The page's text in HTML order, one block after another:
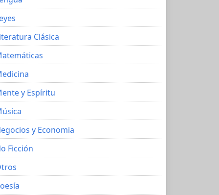
Clásica
y Espíritu
y Economia
Ficción